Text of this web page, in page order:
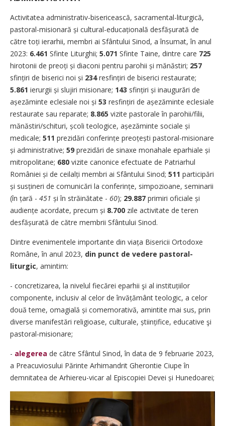
Activitatea administrativ-bisericească, sacramental-liturgică,
pastoral-misionară și cultural-educațională desfășurată de
către toți ierarhii, membri ai Sfântului Sinod, a însumat, în anul
2023: 6.461 Sfinte Liturghii; 5.071 Sfinte Taine, dintre care 725
hirotonii de preoți și diaconi pentru parohii și mănăstiri; 257
sfințiri de biserici noi și 234resfințiri de biserici restaurate;
5.861 ierurgii și slujiri misionare; 143 sfințiri și inaugurări de
așezăminte eclesiale noi și 53 resfințiri de așezăminte eclesiale
restaurate sau reparate; 8.865 vizite pastorale în parohii/filii,
mănăstiri/schituri, școli teologice, așezăminte sociale și
medicale; 511 prezidări conferințe preoțești pastoral-misionare
și administrative; 59 prezidări de sinaxe monahale eparhiale și
mitropolitane; 680 vizite canonice efectuate de Patriarhul
României și de ceilalți membri ai Sfântului Sinod; 511 participări
și susțineri de comunicări la conferințe, simpozioane, seminarii
(în țară - 451 și în străinătate - 60); 29.887 primiri oficiale și
audiențe acordate, precum și 8.700 zile activitate de teren
desfă­șurată de către membrii Sfântului Sinod.
Dintre evenimentele importante din viața Bisericii Ortodoxe
Române, în anul 2023, din punct de vedere pastoral-
liturgic, amintim:
- concretizarea, la nivelul fiecărei eparhii şi al instituțiilor
componente, inclusiv al celor de învățământ teologic, a celor
două teme, omagială și comemorativă, amintite mai sus, prin
diverse manifestări religioase, culturale, științifice, educative şi
pastoral-misionare;
- alegerea de către Sfântul Sinod, în data de 9 februarie 2023,
a Preacuviosului Părinte Arhimandrit Gherontie Ciupe în
demnitatea de Arhiereu-vicar al Episcopiei Devei și Hunedoarei;